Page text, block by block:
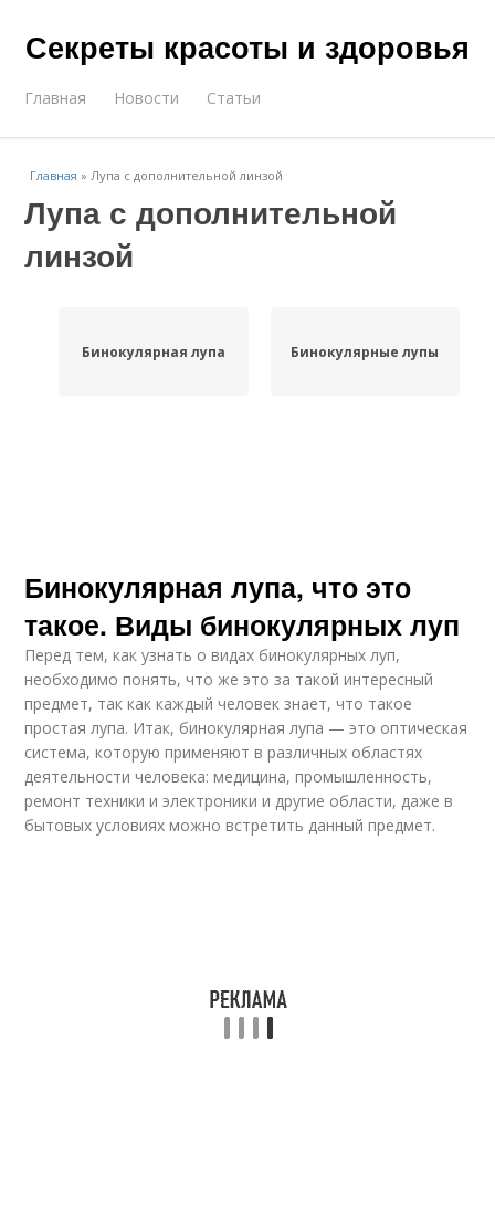
Секреты красоты и здоровья
Главная Новости Статьи
Главная »Лупа с дополнительной линзой
Лупа с дополнительной
линзой
Бинокулярная лупа Бинокулярные лупы
Бинокулярная лупа, что это
такое. Виды бинокулярных луп
Перед тем, как узнать о видах бинокулярных луп,
необходимо понять, что же это за такой интересный
предмет, так как каждый человек знает, что такое
простая лупа. Итак, бинокулярная лупа — это оптическая
система, которую применяют в различных областях
деятельности человека: медицина, промышленность,
ремонт техники и электроники и другие области, даже в
бытовых условиях можно встретить данный предмет.